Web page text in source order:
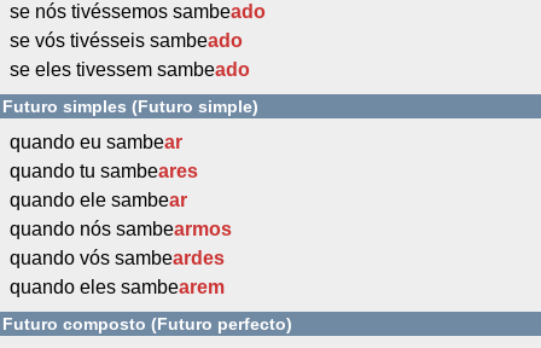
se nós tivéssemos sambeado
se vós tivésseis sambeado
se eles tivessem sambeado
Futuro simples (Futuro simple)
quando eu sambear
quando tu sambeares
quando ele sambear
quando nós sambearmos
quando vós sambeardes
quando eles sambearem
Futuro composto (Futuro perfecto)